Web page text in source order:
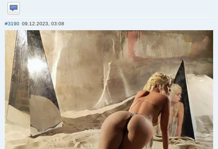
Отправить личное сообщение
#3190 09.12.2023, 03:08